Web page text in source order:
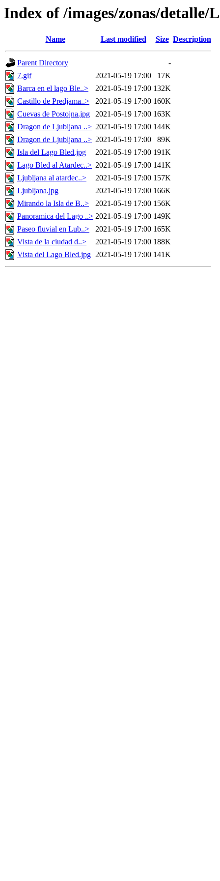
Index of /images/zonas/detalle/
Name Last modified Size Description
Parent Directory
-
7.gif
2021-05-19 17:00
17K
Barca en el lago Ble..>
2021-05-19 17:00 132K
Castillo de Predjama..>
2021-05-19 17:00 160K
Cuevas de Postojna.jpg
2021-05-19 17:00 163K
Dragon de Ljubljana ..> 2021-05-19 17:00 144K
Dragon de Ljubljana ..> 2021-05-19 17:00
89K
Isla del Lago Bled.jpg
2021-05-19 17:00 191K
Lago Bled al Atardec..> 2021-05-19 17:00 141K
Ljubljana al atardec..>
2021-05-19 17:00 157K
Ljubljana.jpg
2021-05-19 17:00 166K
Mirando la Isla de B..>
2021-05-19 17:00 156K
Panoramica del Lago ..> 2021-05-19 17:00 149K
Paseo fluvial en Lub..>
2021-05-19 17:00 165K
Vista de la ciudad d..>
2021-05-19 17:00 188K
Vista del Lago Bled.jpg 2021-05-19 17:00 141K